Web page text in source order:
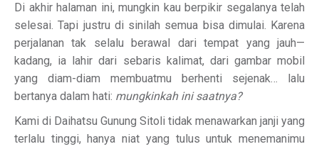
Di akhir halaman ini, mungkin kau berpikir segalanya telah
selesai. Tapi justru di sinilah semua bisa dimulai. Karena
perjalanan tak selalu berawal dari tempat yang jauh—
kadang, ia lahir dari sebaris kalimat, dari gambar mobil
yang diam-diam membuatmu berhenti sejenak… lalu
bertanya dalam hati: mungkinkah ini saatnya?
Kami di Daihatsu Gunung Sitoli tidak menawarkan janji yang
terlalu tinggi, hanya niat yang tulus untuk menemanimu